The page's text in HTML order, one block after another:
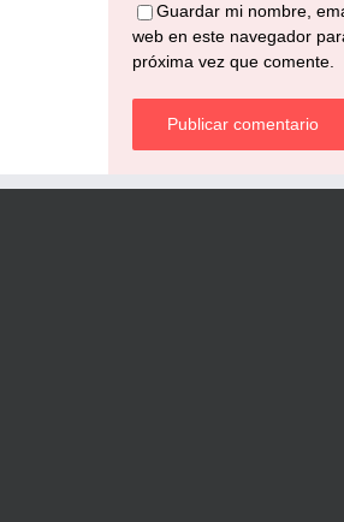
Guardar mi nombre,
web en este navegador
próxima vez que comente.